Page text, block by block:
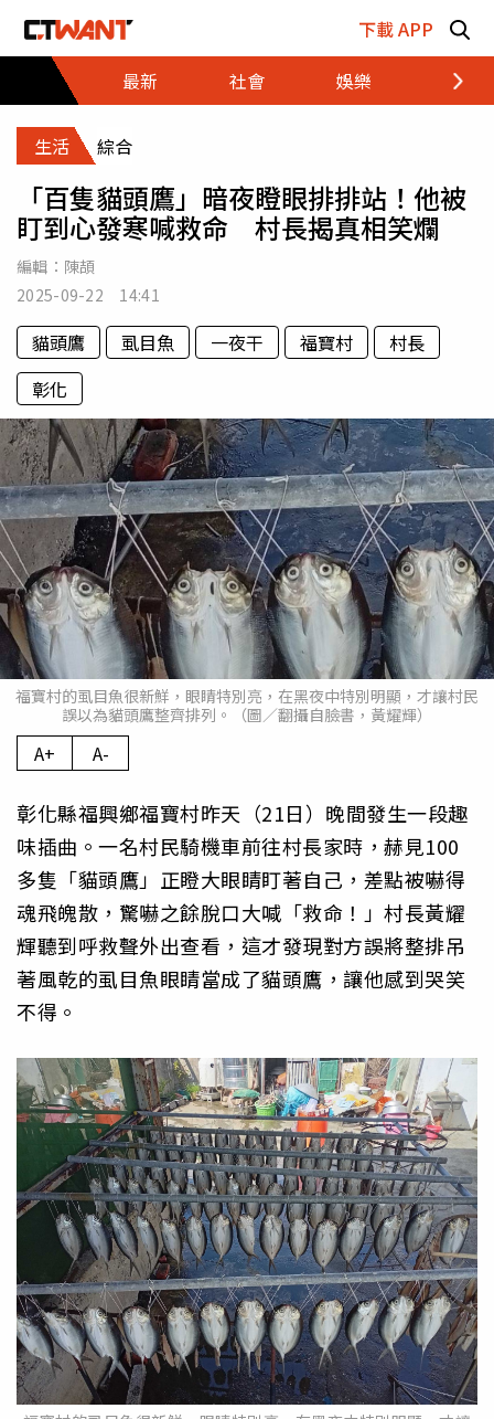
下載 APP
最新
社會 娛樂 財經
生活 綜合
「百隻貓頭鷹」暗夜瞪眼排排站！他被
盯到心發寒喊救命 村長揭真相笑爛
編輯： 陳頡
2025-09-22 14:41
貓頭鷹 虱目魚 一夜干 福寶村
村長
彰化
福寶村的虱目魚很新鮮，眼睛特別亮，在黑夜中特別明顯，才讓村民
誤以為貓頭鷹整齊排列。（圖／翻攝自臉書，黃耀輝）
A+ A-
彰化縣福興鄉福寶村昨天（21日）晚間發生一段趣
味插曲。一名村民騎機車前往村長家時，赫見100
多隻「貓頭鷹」正瞪大眼睛盯著自己，差點被嚇得
魂飛魄散，驚嚇之餘脫口大喊「救命！」村長黃耀
輝聽到呼救聲外出查看，這才發現對方誤將整排吊
著風乾的虱目魚眼睛當成了貓頭鷹，讓他感到哭笑
不得。